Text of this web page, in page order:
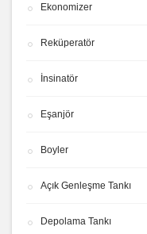
Ekonomizer
Reküperatör
İnsinatör
Eşanjör
Boyler
Açık Genleşme Tankı
Depolama Tankı